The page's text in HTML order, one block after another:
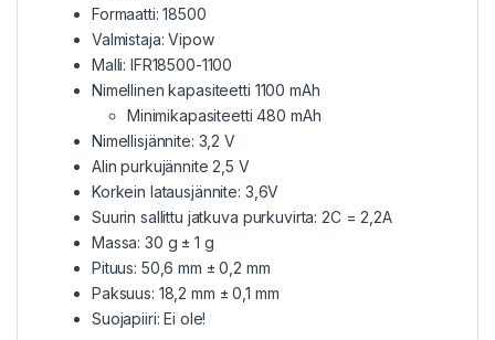
Formaatti: 18500
Valmistaja: Vipow
Malli: IFR18500-1100
Nimellinen kapasiteetti 1100 mAh
​Minimikapasiteetti 480 mAh
Nimellisjännite: 3,2 V
Alin purkujännite 2,5 V
Korkein latausjännite: 3,6V
Suurin sallittu jatkuva purkuvirta: 2C = 2,2A
Massa: 30 g ± 1 g
Pituus: 50,6 mm ± 0,2 mm
Paksuus: 18,2 mm ± 0,1 mm
Suojapiiri: Ei ole!